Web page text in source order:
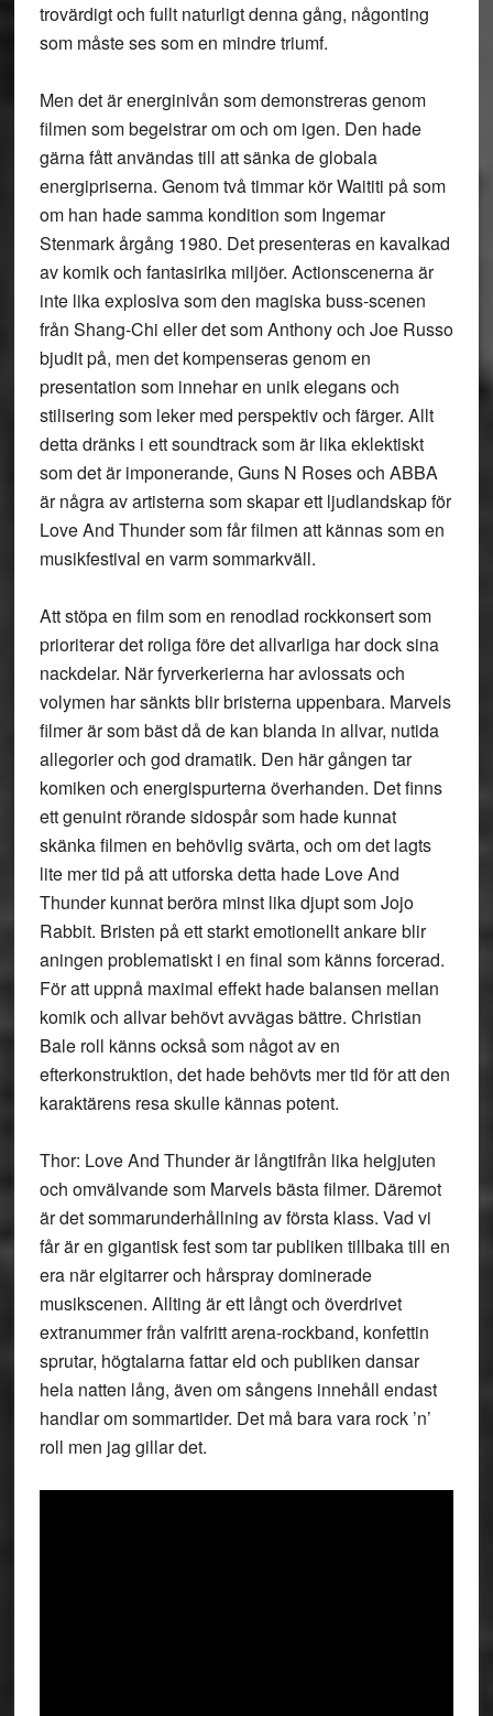
trovärdigt och fullt naturligt denna gång, någonting
som måste ses som en mindre triumf.
Men det är energinivån som demonstreras genom
filmen som begeistrar om och om igen. Den hade
gärna fått användas till att sänka de globala
energipriserna. Genom två timmar kör Waititi på som
om han hade samma kondition som Ingemar
Stenmark årgång 1980. Det presenteras en kavalkad
av komik och fantasirika miljöer. Actionscenerna är
inte lika explosiva som den magiska buss-scenen
från Shang-Chi eller det som Anthony och Joe Russo
bjudit på, men det kompenseras genom en
presentation som innehar en unik elegans och
stilisering som leker med perspektiv och färger. Allt
detta dränks i ett soundtrack som är lika eklektiskt
som det är imponerande, Guns N Roses och ABBA
är några av artisterna som skapar ett ljudlandskap för
Love And Thunder som får filmen att kännas som en
musikfestival en varm sommarkväll.
Att stöpa en film som en renodlad rockkonsert som
prioriterar det roliga före det allvarliga har dock sina
nackdelar. När fyrverkerierna har avlossats och
volymen har sänkts blir bristerna uppenbara. Marvels
filmer är som bäst då de kan blanda in allvar, nutida
allegorier och god dramatik. Den här gången tar
komiken och energispurterna överhanden. Det finns
ett genuint rörande sidospår som hade kunnat
skänka filmen en behövlig svärta, och om det lagts
lite mer tid på att utforska detta hade Love And
Thunder kunnat beröra minst lika djupt som Jojo
Rabbit. Bristen på ett starkt emotionellt ankare blir
aningen problematiskt i en final som känns forcerad.
För att uppnå maximal effekt hade balansen mellan
komik och allvar behövt avvägas bättre. Christian
Bale roll känns också som något av en
efterkonstruktion, det hade behövts mer tid för att den
karaktärens resa skulle kännas potent.
Thor: Love And Thunder är långtifrån lika helgjuten
och omvälvande som Marvels bästa filmer. Däremot
är det sommarunderhållning av första klass. Vad vi
får är en gigantisk fest som tar publiken tillbaka till en
era när elgitarrer och hårspray dominerade
musikscenen. Allting är ett långt och överdrivet
extranummer från valfritt arena-rockband, konfettin
sprutar, högtalarna fattar eld och publiken dansar
hela natten lång, även om sångens innehåll endast
handlar om sommartider. Det må bara vara rock ’n’
roll men jag gillar det.